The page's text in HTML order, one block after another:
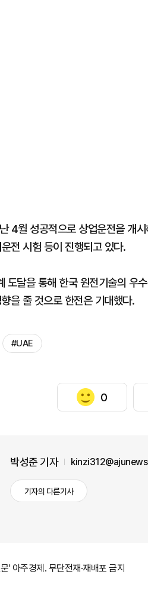
4월 성공적으로 상업운전을 개
전 시험 등이 진행되고 있다.
도달을 통해 한국 원전기술의 우
을 줄 것으로 한전은 기대했다.
#UAE
0
박성준 기자
기자의 다른기사
' 아주경제. 무단전재·재배포 금지